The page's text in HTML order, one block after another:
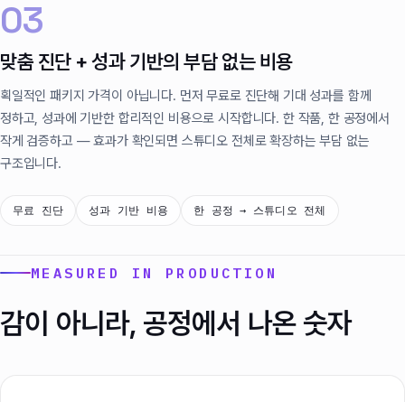
03
맞춤 진단 + 성과 기반의 부담 없는 비용
획일적인 패키지 가격이 아닙니다. 먼저 무료로 진단해 기대 성과를 함께
정하고, 성과에 기반한 합리적인 비용으로 시작합니다. 한 작품, 한 공정에서
작게 검증하고 — 효과가 확인되면 스튜디오 전체로 확장하는 부담 없는
구조입니다.
무료 진단 성과 기반 비용 한 공정 → 스튜디오 전체
MEASURED IN PRODUCTION
감이 아니라, 공정에서 나온 숫자